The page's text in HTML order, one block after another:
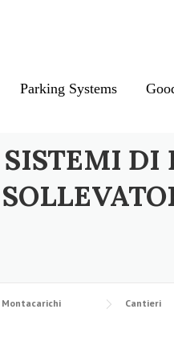
Parking Systems
Montacarichi Cantieri